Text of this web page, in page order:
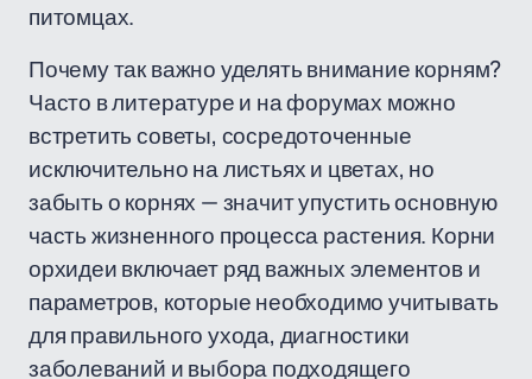
питомцах.
Почему так важно уделять внимание корням?
Часто в литературе и на форумах можно
встретить советы, сосредоточенные
исключительно на листьях и цветах, но
забыть о корнях — значит упустить основную
часть жизненного процесса растения. Корни
орхидеи включает ряд важных элементов и
параметров, которые необходимо учитывать
для правильного ухода, диагностики
заболеваний и выбора подходящего